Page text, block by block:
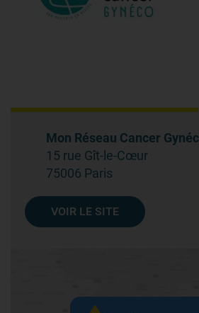
Mon Réseau Cancer
15 rue Gît-le-Cœur
75006 Paris
VOIR LE SITE